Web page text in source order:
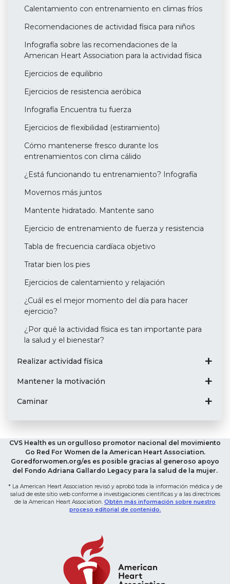
Calentamiento con entrenamiento en climas fríos
Recomendaciones de actividad física para niños
Infografía sobre las recomendaciones de la
American Heart Association para la actividad física
Ejercicios de equilibrio
Ejercicios de resistencia aeróbica
Infografía Encuentra tu fuerza
Ejercicios de flexibilidad (estiramiento)
Cómo mantenerse fresco durante los
entrenamientos con clima cálido
¿Está funcionando tu entrenamiento? Infografía
Movernos más juntos
Mantente hidratado. Mantente sano
Ejercicio de entrenamiento de fuerza y resistencia
Tabla de frecuencia cardíaca objetivo
Tratar bien los pies
Ejercicios de calentamiento y relajación
¿Cuál es el mejor momento del día para hacer
ejercicio?
¿Por qué la actividad física es tan importante para
la salud y el bienestar?
Realizar actividad física
Mantener la motivación
Caminar
CVS Health es un orgulloso promotor nacional del movimiento
Go Red For Women de la American Heart Association.
Goredforwomen.org/es es posible gracias al generoso apoyo
del Fondo Adriana Gallardo Legacy para la salud de la mujer.
* La American Heart Association revisó y aprobó toda la información médica y de
salud de este sitio web conforme a investigaciones científicas y a las directrices
de la American Heart Association. Obtén más información sobre nuestro
proceso editorial de contenido.